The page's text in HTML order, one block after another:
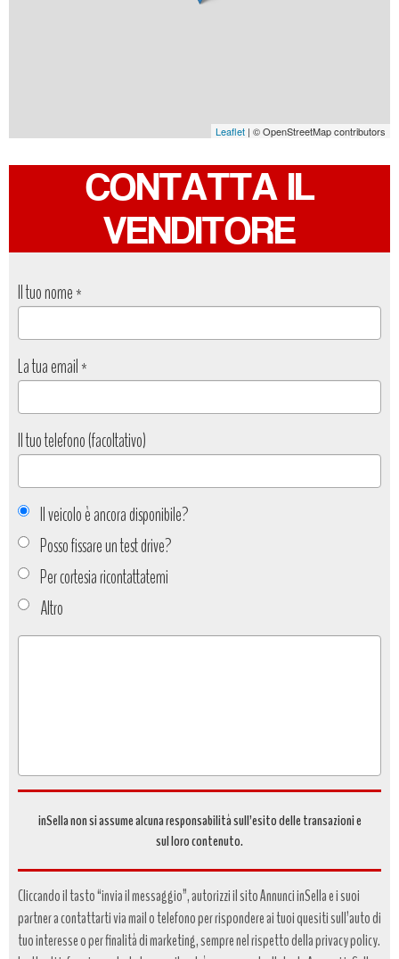
Leaflet | © OpenStreetMap contributors
CONTATTA IL
VENDITORE
Il tuo nome*
La tua email*
Il tuo telefono (facoltativo)
Il veicolo è ancora disponibile?
Posso fissare un test drive?
Per cortesia ricontattatemi
Altro
Tipo
inSella non si assume alcuna responsabilità sull’esito delle transazioni e
sul loro contenuto.
Cliccando il tasto “invia il messaggio”, autorizzi il sito Annunci inSella e i suoi
partner a contattarti via mail o telefono per rispondere ai tuoi quesiti sull’auto di
tuo interesse o per finalità di marketing, sempre nel rispetto della privacy policy.